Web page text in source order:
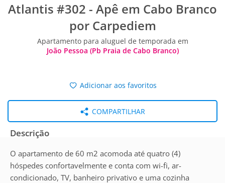
Atlantis #302 - Apê em Cabo Branco
por Carpediem
Apartamento para aluguel de temporada em
João Pessoa (Pb Praia de Cabo Branco)
Adicionar aos favoritos
COMPARTILHAR
Descrição
O apartamento de 60 m2 acomoda até quatro (4)
hóspedes confortavelmente e conta com wi-fi, ar-
condicionado, TV, banheiro privativo e uma cozinha